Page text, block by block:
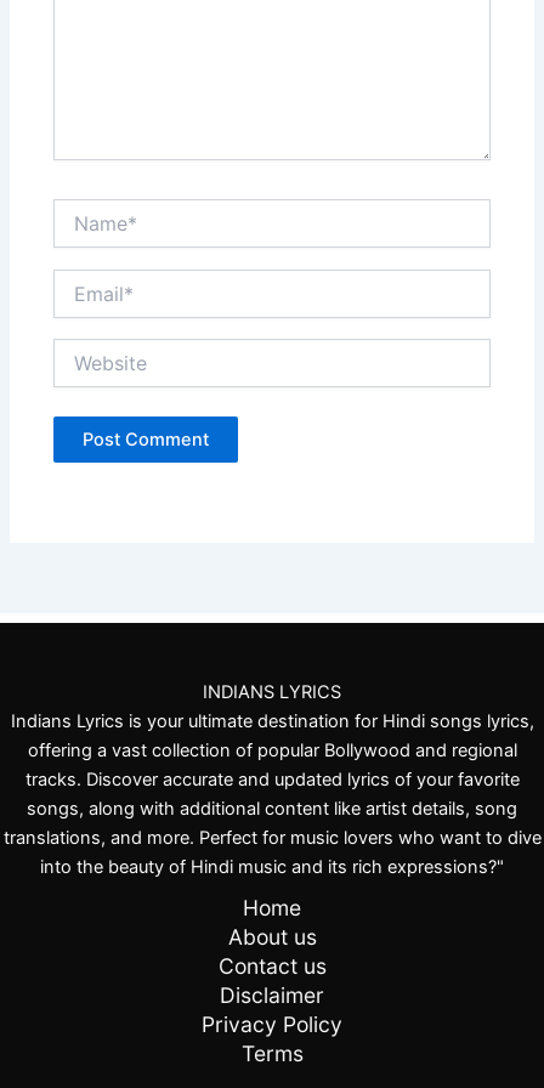
INDIANS LYRICS
Indians Lyrics is your ultimate destination for Hindi songs lyrics,
offering a vast collection of popular Bollywood and regional
tracks. Discover accurate and updated lyrics of your favorite
songs, along with additional content like artist details, song
translations, and more. Perfect for music lovers who want to dive
into the beauty of Hindi music and its rich expressions?"
Home
About us
Contact us
Disclaimer
Privacy Policy
Terms